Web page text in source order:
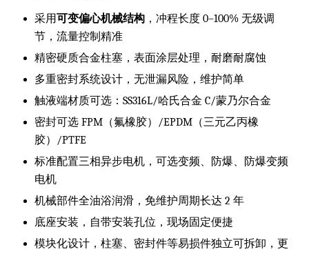
采用可变偏心机械结构 ，冲程长度 0–100% 无级调
节，流量控制精准
精密硬质合金柱塞，表面涂层处理，耐磨耐腐蚀
多重密封系统设计，无泄漏风险，维护简单
触液端材质可选：SS316L/哈氏合金 C/蒙乃尔合金
密封可选 FPM（氟橡胶）/EPDM（三元乙丙橡
胶）/PTFE
标准配置三相异步电机，可选变频、防爆、防爆变频
电机
机械部件全油浴润滑，免维护周期长达 2 年
底座安装，自带安装孔位，现场固定便捷
模块化设计，柱塞、密封件等易损件独立可拆卸，更